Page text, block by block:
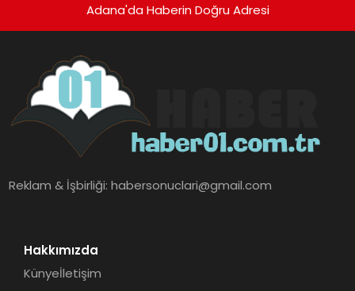
Adana'da Haberin Doğru Adresi
Reklam & İşbirliği:habersonuclari@gmail.com
Hakkımızda
Künyeİletişim